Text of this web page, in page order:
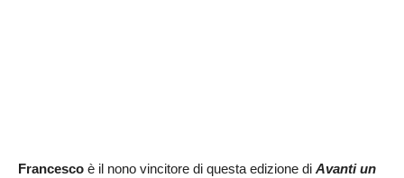
Francesco è il nono vincitore di questa edizione di Avanti un